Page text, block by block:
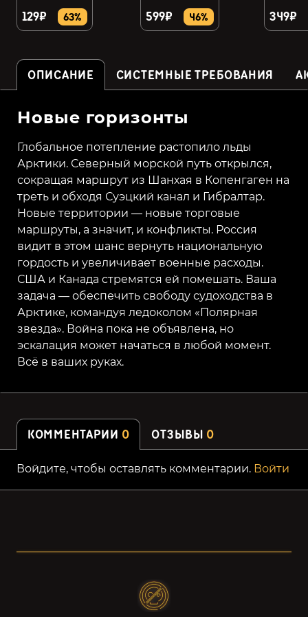
129₽ 63% 599₽ 46% 349₽
ОПИСАНИЕ СИСТЕМНЫЕ ТРЕБОВАНИЯ
Новые горизонты
Глобальное потепление растопило льды
Арктики. Северный морской путь открылся,
сокращая маршрут из Шанхая в Копенгаген на
треть и обходя Суэцкий канал и Гибралтар.
Новые территории — новые торговые
маршруты, а значит, и конфликты. Россия
видит в этом шанс вернуть национальную
гордость и увеличивает военные расходы.
США и Канада стремятся ей помешать. Ваша
задача — обеспечить свободу судоходства в
Арктике, командуя ледоколом «Полярная
звезда». Война пока не объявлена, но
эскалация может начаться в любой момент.
Всё в ваших руках.
КОММЕНТАРИИ 0 ОТЗЫВЫ 0
Войдите, чтобы оставлять комментарии. Войти